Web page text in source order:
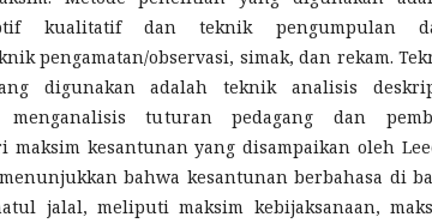
kualitatif dan teknik pengumpulan
pengamatan/observasi, simak, dan rekam.
digunakan adalah teknik analisis
tuturan pedagang dan
maksim kesantunan yang disampaikan oleh
bahwa kesantunan berbahasa di
jalal, meliputi maksim kebijaksanaan,